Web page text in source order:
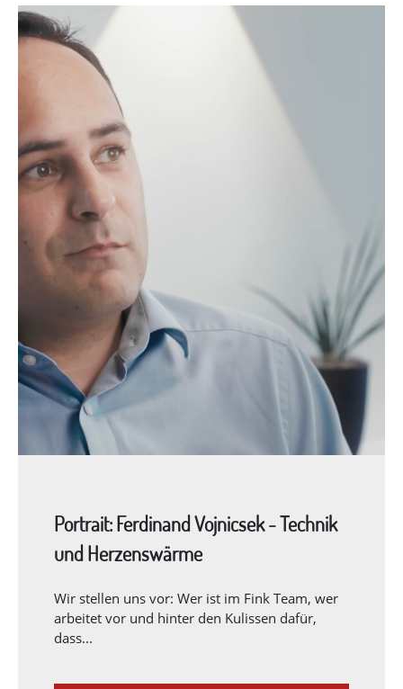
Portrait: Ferdinand Vojnicsek - Technik
und Herzenswärme
Wir stellen uns vor: Wer ist im Fink Team, wer
arbeitet vor und hinter den Kulissen dafür,
dass...